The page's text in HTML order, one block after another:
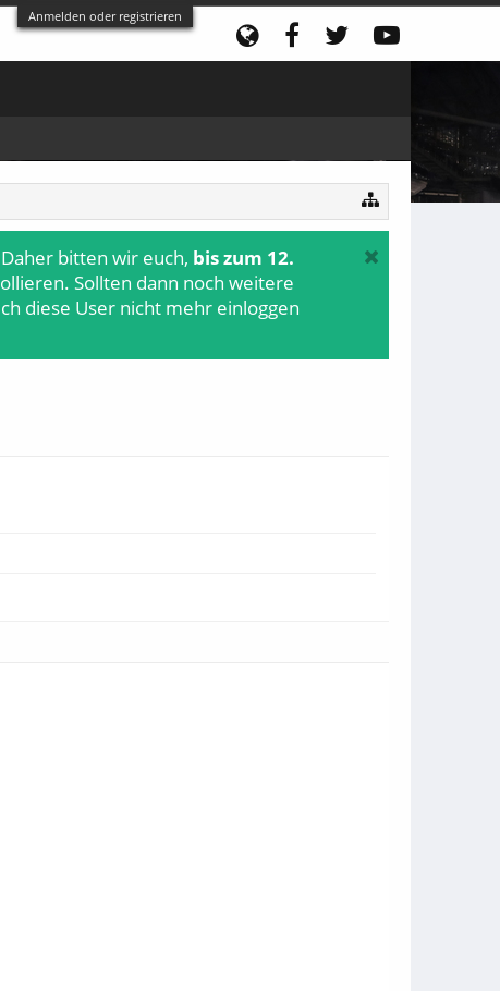
Anmelden oder registrieren
bitten wir euch, bis zum 12.
Sollten dann noch weitere
diese User nicht mehr einloggen